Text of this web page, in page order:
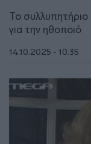
Το
για την ηθοποιό
14.10.2025 - 10:35